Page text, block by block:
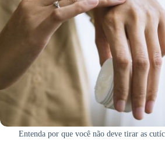
Entenda por que você não deve tirar as